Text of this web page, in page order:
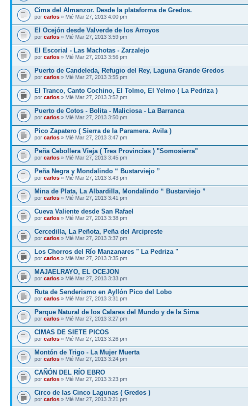
Cima del Almanzor. Desde la plataforma de Gredos.
por carlos » Mié Mar 27, 2013 4:00 pm
El Ocejón desde Valverde de los Arroyos
por carlos » Mié Mar 27, 2013 3:59 pm
El Escorial - Las Machotas - Zarzalejo
por carlos » Mié Mar 27, 2013 3:56 pm
Puerto de Candeleda, Refugio del Rey, Laguna Grande Gredos
por carlos » Mié Mar 27, 2013 3:55 pm
El Tranco, Canto Cochino, El Tolmo, El Yelmo ( La Pedriza )
por carlos » Mié Mar 27, 2013 3:52 pm
Puerto de Cotos - Bolita - Maliciosa - La Barranca
por carlos » Mié Mar 27, 2013 3:50 pm
Pico Zapatero ( Sierra de la Paramera. Avila )
por carlos » Mié Mar 27, 2013 3:47 pm
Peña Cebollera Vieja ( Tres Provincias ) "Somosierra"
por carlos » Mié Mar 27, 2013 3:45 pm
Peña Negra y Mondalindo “ Bustarviejo ”
por carlos » Mié Mar 27, 2013 3:43 pm
Mina de Plata, La Albardilla, Mondalindo “ Bustarviejo ”
por carlos » Mié Mar 27, 2013 3:41 pm
Cueva Valiente desde San Rafael
por carlos » Mié Mar 27, 2013 3:38 pm
Cercedilla, La Peñota, Peña del Arcipreste
por carlos » Mié Mar 27, 2013 3:37 pm
Los Chorros del Río Manzanares " La Pedriza "
por carlos » Mié Mar 27, 2013 3:35 pm
MAJAELRAYO, EL OCEJON
por carlos » Mié Mar 27, 2013 3:33 pm
Ruta de Senderismo en Ayllón Pico del Lobo
por carlos » Mié Mar 27, 2013 3:31 pm
Parque Natural de los Calares del Mundo y de la Sima
por carlos » Mié Mar 27, 2013 3:27 pm
CIMAS DE SIETE PICOS
por carlos » Mié Mar 27, 2013 3:26 pm
Montón de Trigo - La Mujer Muerta
por carlos » Mié Mar 27, 2013 3:24 pm
CAÑÓN DEL RÍO EBRO
por carlos » Mié Mar 27, 2013 3:23 pm
Circo de las Cinco Lagunas ( Gredos )
por carlos » Mié Mar 27, 2013 3:21 pm